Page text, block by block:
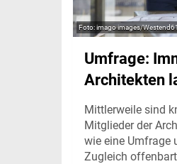
imago images/
Umfrage:
Architekten
Mittlerweile sind
Mitglieder der
wie eine Umfrage
Zugleich